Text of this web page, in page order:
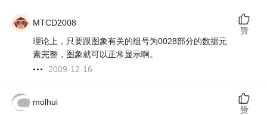
MTCD2008
理论上，只要跟图象有关的组号为0028部分的数据元
素完整，图象就可以正常显示啊。
2009-12-16
赞
molhui
赞